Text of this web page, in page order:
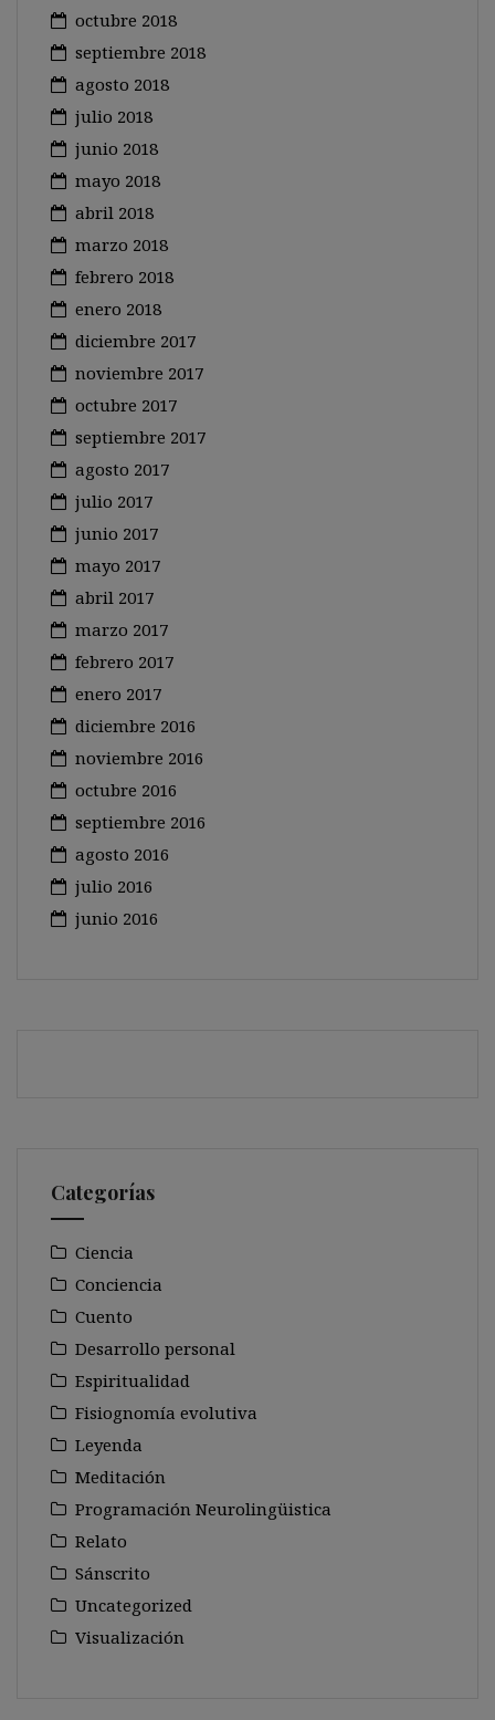
octubre 2018
septiembre 2018
agosto 2018
julio 2018
junio 2018
mayo 2018
abril 2018
marzo 2018
febrero 2018
enero 2018
diciembre 2017
noviembre 2017
octubre 2017
septiembre 2017
agosto 2017
julio 2017
junio 2017
mayo 2017
abril 2017
marzo 2017
febrero 2017
enero 2017
diciembre 2016
noviembre 2016
octubre 2016
septiembre 2016
agosto 2016
julio 2016
junio 2016
Categorías
Ciencia
Conciencia
Cuento
Desarrollo personal
Espiritualidad
Fisiognomía evolutiva
Leyenda
Meditación
Programación Neurolingüistica
Relato
Sánscrito
Uncategorized
Visualización